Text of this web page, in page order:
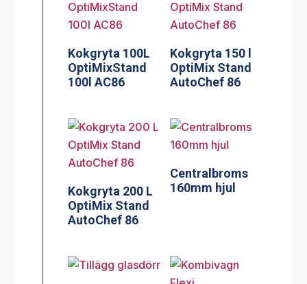
Kokgryta 100L
OptiMixStand
100l AC86
Kokgryta 150 l
OptiMix Stand
AutoChef 86
Kokgryta 200 L
OptiMix Stand
AutoChef 86
Centralbroms
160mm hjul